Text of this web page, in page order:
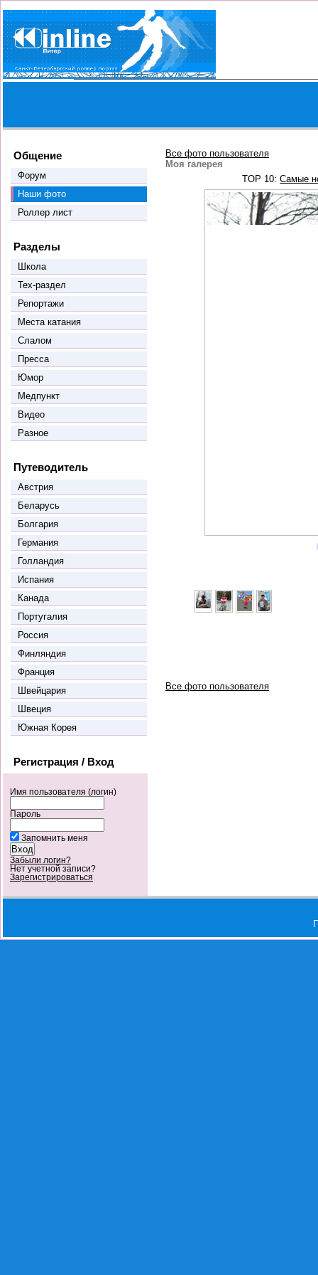
Общение
Форум
Наши фото
Роллер лист
Разделы
Школа
Тех-раздел
Репортажи
Места катания
Слалом
Пресса
Юмор
Медпункт
Видео
Разное
Путеводитель
Австрия
Беларусь
Болгария
Германия
Голландия
Испания
Канада
Португалия
Россия
Финляндия
Франция
Швейцария
Швеция
Южная Корея
Регистрация / Вход
Имя пользователя (логин)
Пароль
Запомнить меня
Забыли логин?
Нет учетной записи?
Зарегистрироваться
Все фото пользователя
Моя галерея
TOP 10:Самые
Все фото пользователя